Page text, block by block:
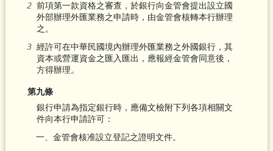
前項第一款資格之審查，於銀行向金管會提出設立國
外部辦理外匯業務之申請時，由金管會核轉本行辦理
之。
經許可在中華民國境內辦理外匯業務之外國銀行，其
資本或營運資金之匯入匯出，應報經金管會同意後，
方得辦理。
第九條
銀行申請為指定銀行時，應備文檢附下列各項相關文
件向本行申請許可：
一、金管會核准設立登記之證明文件。